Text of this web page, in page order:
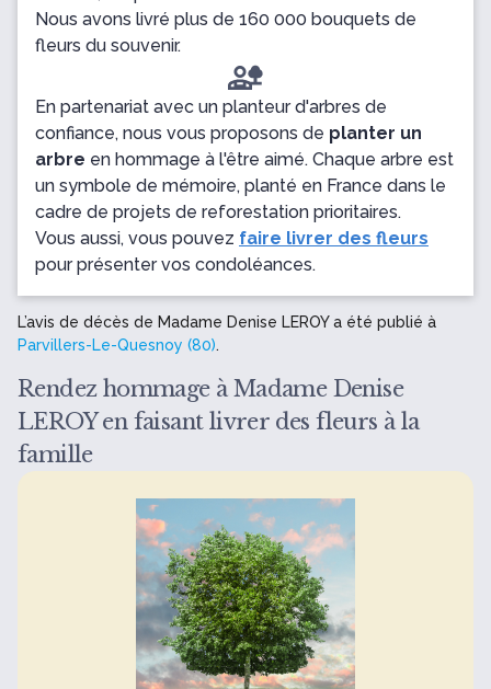
Nous avons livré plus de 160 000 bouquets de
fleurs du souvenir.
En partenariat avec un planteur d'arbres de
confiance, nous vous proposons de planter un
arbre en hommage à l'être aimé. Chaque arbre est
un symbole de mémoire, planté en France dans le
cadre de projets de reforestation prioritaires.
Vous aussi, vous pouvez faire livrer des fleurs
pour présenter vos condoléances.
L’avis de décès de Madame Denise LEROY a été publié à
Parvillers-Le-Quesnoy (80).
Rendez hommage à Madame Denise
LEROY en faisant livrer des fleurs à la
famille